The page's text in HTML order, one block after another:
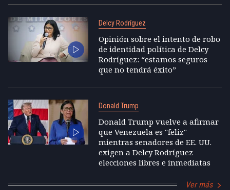
Delcy Rodríguez
Opinión sobre el intento de robo
de identidad política de Delcy
Rodríguez: “estamos seguros
que no tendrá éxito”
Donald Trump
Donald Trump vuelve a afirmar
que Venezuela es "feliz"
mientras senadores de EE. UU.
exigen a Delcy Rodríguez
elecciones libres e inmediatas
Ver más